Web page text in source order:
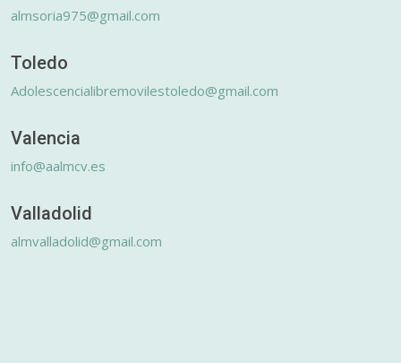
almsoria975@gmail.com
Toledo
Adolescencialibremovilestoledo@gmail.com
Valencia
info@aalmcv.es
Valladolid
almvalladolid@gmail.com